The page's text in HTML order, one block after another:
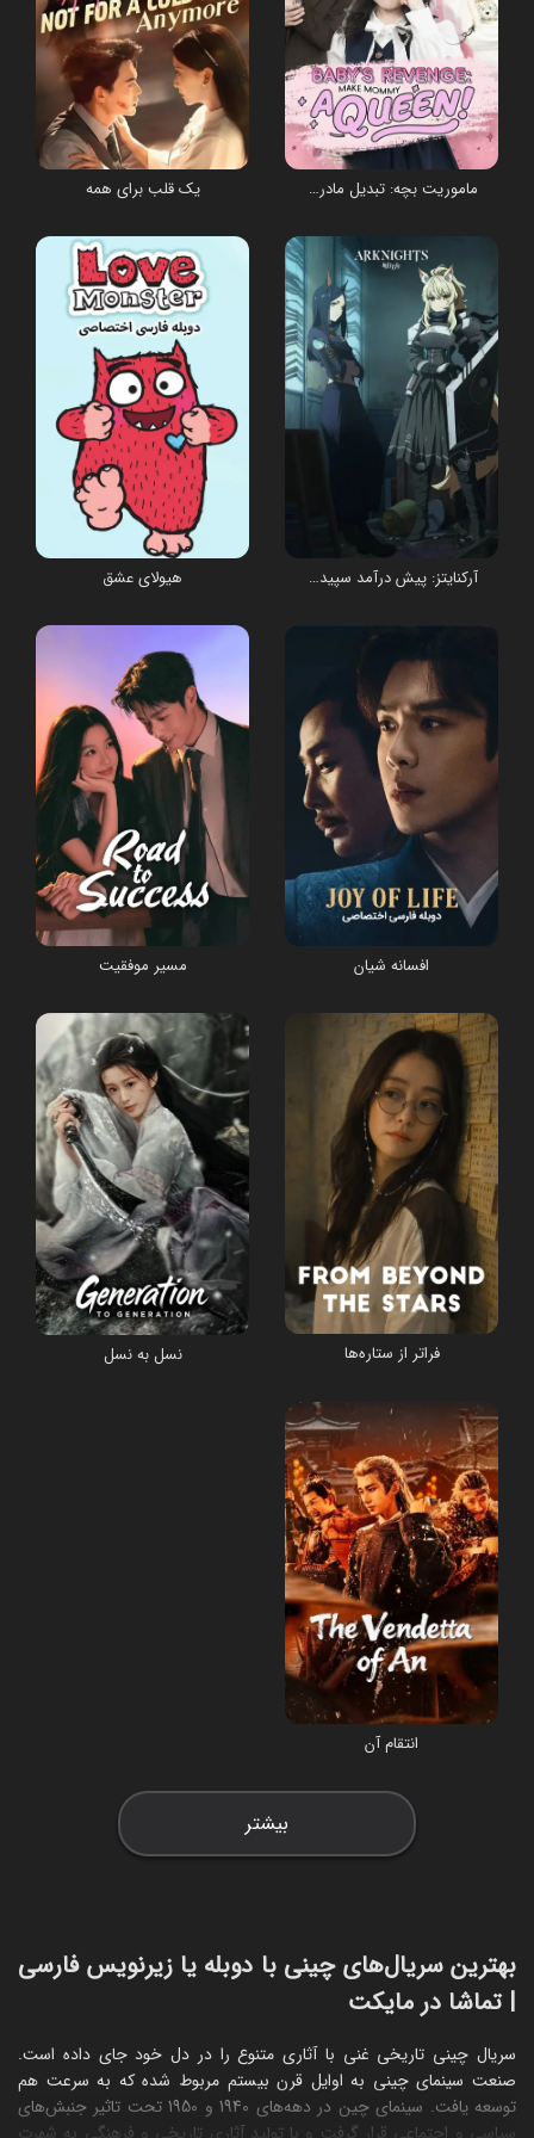
ماموریت بچه: تبدیل مادر به یک ملکه یک قلب برای همه
آرکنایتز: پیش درآمد سپیده دم هیولای عشق
افسانه شیان مسیر موفقیت
فراتر از ستاره‌ها نسل به نسل
انتقام آن
بیشتر
بهترین سریال‌های چینی با دوبله یا زیرنویس فارسی
| تماشا در مایکت
سریال چینی تاریخی غنی با آثاری متنوع را در دل خود جای داده است.
صنعت سینمای چینی به اوایل قرن بیستم مربوط شده که به سرعت هم
توسعه یافت. سینمای چین در دهه‌های 1940 و 1950 تحت تاثیر جنبش‌های